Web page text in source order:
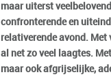
maar uiterst
confronterende en
relativerende avond. Met
al net zo veel laagtes.
maar ook afgrijselijke,